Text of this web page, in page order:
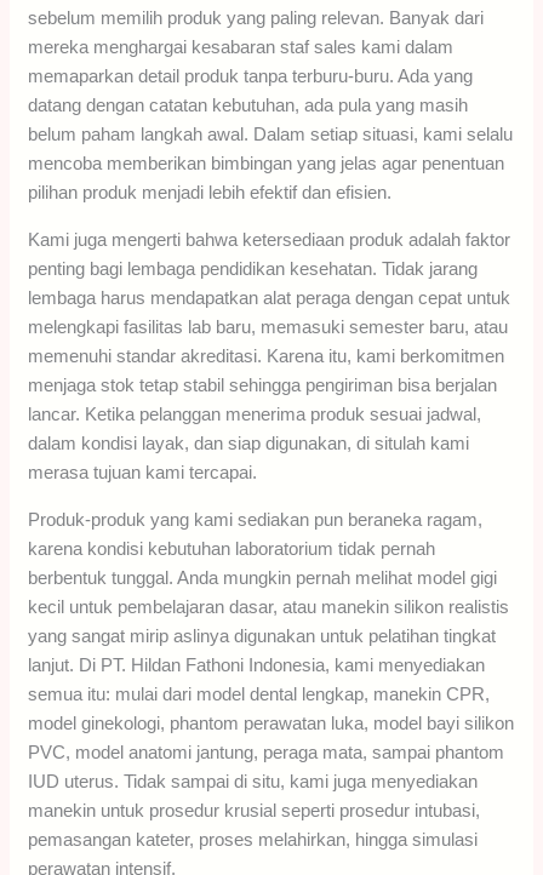
sebelum memilih produk yang paling relevan. Banyak dari
mereka menghargai kesabaran staf sales kami dalam
memaparkan detail produk tanpa terburu-buru. Ada yang
datang dengan catatan kebutuhan, ada pula yang masih
belum paham langkah awal. Dalam setiap situasi, kami selalu
mencoba memberikan bimbingan yang jelas agar penentuan
pilihan produk menjadi lebih efektif dan efisien.
Kami juga mengerti bahwa ketersediaan produk adalah faktor
penting bagi lembaga pendidikan kesehatan. Tidak jarang
lembaga harus mendapatkan alat peraga dengan cepat untuk
melengkapi fasilitas lab baru, memasuki semester baru, atau
memenuhi standar akreditasi. Karena itu, kami berkomitmen
menjaga stok tetap stabil sehingga pengiriman bisa berjalan
lancar. Ketika pelanggan menerima produk sesuai jadwal,
dalam kondisi layak, dan siap digunakan, di situlah kami
merasa tujuan kami tercapai.
Produk-produk yang kami sediakan pun beraneka ragam,
karena kondisi kebutuhan laboratorium tidak pernah
berbentuk tunggal. Anda mungkin pernah melihat model gigi
kecil untuk pembelajaran dasar, atau manekin silikon realistis
yang sangat mirip aslinya digunakan untuk pelatihan tingkat
lanjut. Di PT. Hildan Fathoni Indonesia, kami menyediakan
semua itu: mulai dari model dental lengkap, manekin CPR,
model ginekologi, phantom perawatan luka, model bayi silikon
PVC, model anatomi jantung, peraga mata, sampai phantom
IUD uterus. Tidak sampai di situ, kami juga menyediakan
manekin untuk prosedur krusial seperti prosedur intubasi,
pemasangan kateter, proses melahirkan, hingga simulasi
perawatan intensif.